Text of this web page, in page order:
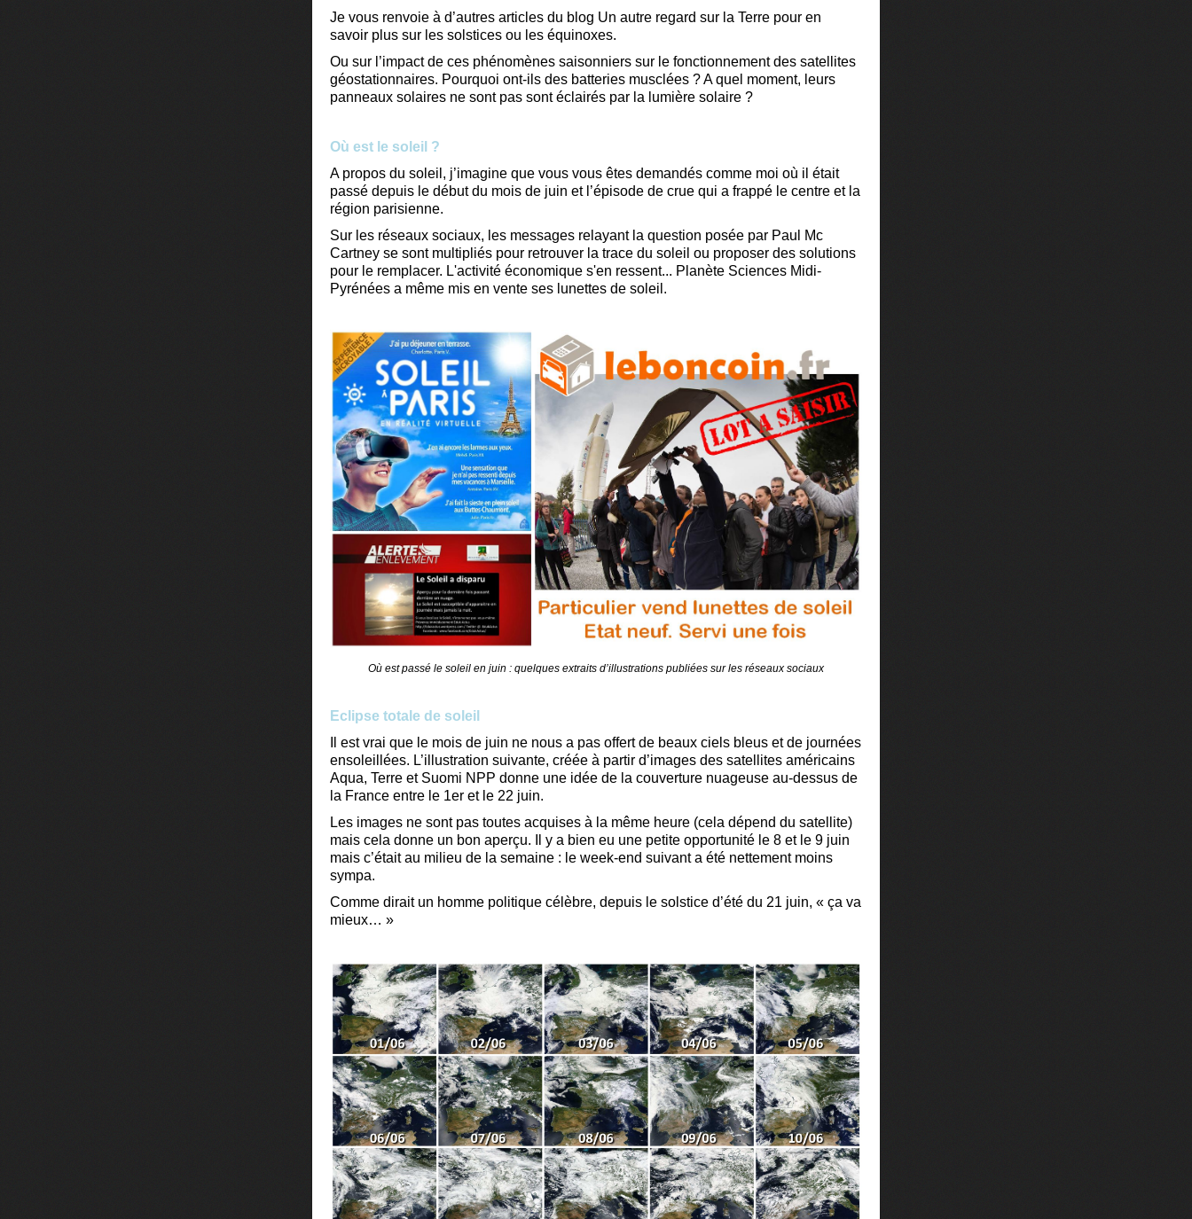
Je vous renvoie à d’autres articles du blog Un autre regard sur la Terre pour en
savoir plus sur les solstices ou les équinoxes.
Ou sur l’impact de ces phénomènes saisonniers sur le fonctionnement des satellites
géostationnaires. Pourquoi ont-ils des batteries musclées ? A quel moment, leurs
panneaux solaires ne sont pas sont éclairés par la lumière solaire ?
Où est le soleil ?
A propos du soleil, j’imagine que vous vous êtes demandés comme moi où il était
passé depuis le début du mois de juin et l’épisode de crue qui a frappé le centre et la
région parisienne.
Sur les réseaux sociaux, les messages relayant la question posée par Paul Mc
Cartney se sont multipliés pour retrouver la trace du soleil ou proposer des solutions
pour le remplacer. L'activité économique s'en ressent... Planète Sciences Midi-
Pyrénées a même mis en vente ses lunettes de soleil.
Où est passé le soleil en juin : quelques extraits d’illustrations publiées sur les réseaux sociaux
Eclipse totale de soleil
Il est vrai que le mois de juin ne nous a pas offert de beaux ciels bleus et de journées
ensoleillées. L’illustration suivante, créée à partir d’images des satellites américains
Aqua, Terre et Suomi NPP donne une idée de la couverture nuageuse au-dessus de
la France entre le 1er et le 22 juin.
Les images ne sont pas toutes acquises à la même heure (cela dépend du satellite)
mais cela donne un bon aperçu. Il y a bien eu une petite opportunité le 8 et le 9 juin
mais c’était au milieu de la semaine : le week-end suivant a été nettement moins
sympa.
Comme dirait un homme politique célèbre, depuis le solstice d’été du 21 juin, « ça va
mieux… »